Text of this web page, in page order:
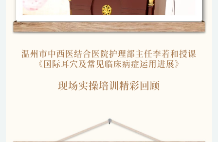
温州市中西医结合医院护理部主任李若和授课
《国际耳穴及常见临床病症运用进展》
现场实操培训精彩回顾